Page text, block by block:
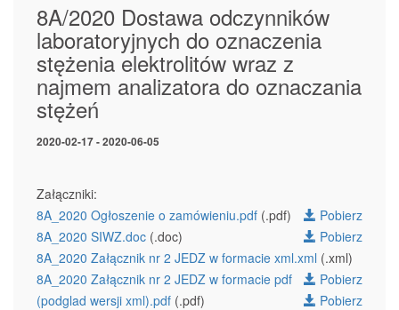
8A/2020 Dostawa odczynników
laboratoryjnych do oznaczenia
stężenia elektrolitów wraz z
najmem analizatora do oznaczania
stężeń
2020-02-17 - 2020-06-05
Załączniki:
8A_2020 Ogłoszenie o zamówieniu.pdf (.pdf)
Pobierz
8A_2020 SIWZ.doc (.doc)
Pobierz
8A_2020 Załącznik nr 2 JEDZ w formacie xml.xml (.xml)
Pobierz
8A_2020 Załącznik nr 2 JEDZ w formacie pdf
(podglad wersji xml).pdf (.pdf)
Pobierz